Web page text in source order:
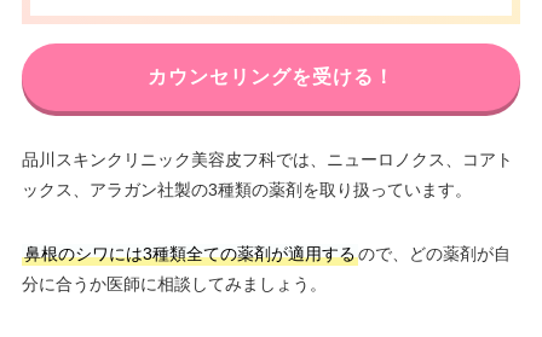
カウンセリングを受ける！
品川スキンクリニック美容皮フ科では、ニューロノクス、コアト
ックス、アラガン社製の3種類の薬剤を取り扱っています。
鼻根のシワには3種類全ての薬剤が適用するので、どの薬剤が自
分に合うか医師に相談してみましょう。